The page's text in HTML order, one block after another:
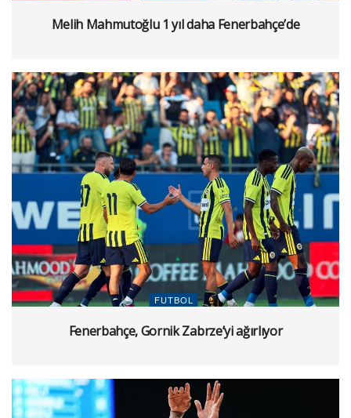
Melih Mahmutoğlu 1 yıl daha Fenerbahçe’de
FUTBOL
Fenerbahçe, Gornik Zabrze’yi ağırlıyor